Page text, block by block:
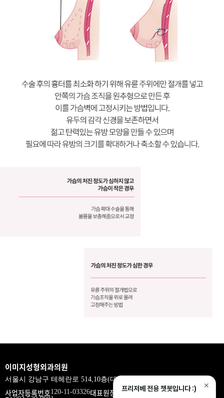
이미지성형외과의원
서울시 강남구 테헤란로 514,10층(대치동,삼흥제2빌딩)
사업자등록번호120-11-03326대표원장 이홍기Tel.02-539-9933
✕
프리저베 전용 챗봇입니다 :)